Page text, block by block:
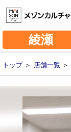
綾瀬
トップ＞ 店舗一覧 ＞